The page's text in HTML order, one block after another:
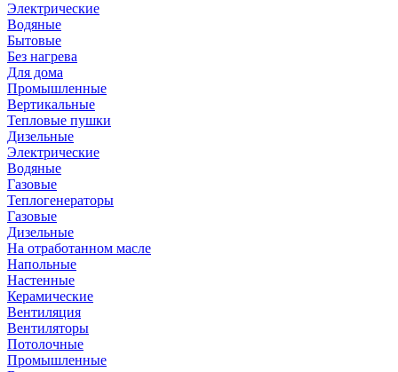
Электрические
Водяные
Бытовые
Без нагрева
Для дома
Промышленные
Вертикальные
Тепловые пушки
Дизельные
Электрические
Водяные
Газовые
Теплогенераторы
Газовые
Дизельные
На отработанном масле
Напольные
Настенные
Керамические
Вентиляция
Вентиляторы
Потолочные
Промышленные